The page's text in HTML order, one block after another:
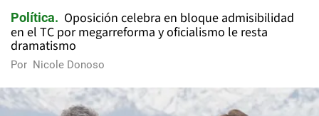
Política
Oposición celebra en bloque admisibilidad
en el TC por megarreforma y oficialismo le resta
dramatismo
Por Nicole Donoso